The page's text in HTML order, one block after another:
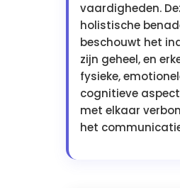
vaardigheden.
holistische
beschouwt het
zijn geheel, en
fysieke,
cognitieve
met elkaar
het